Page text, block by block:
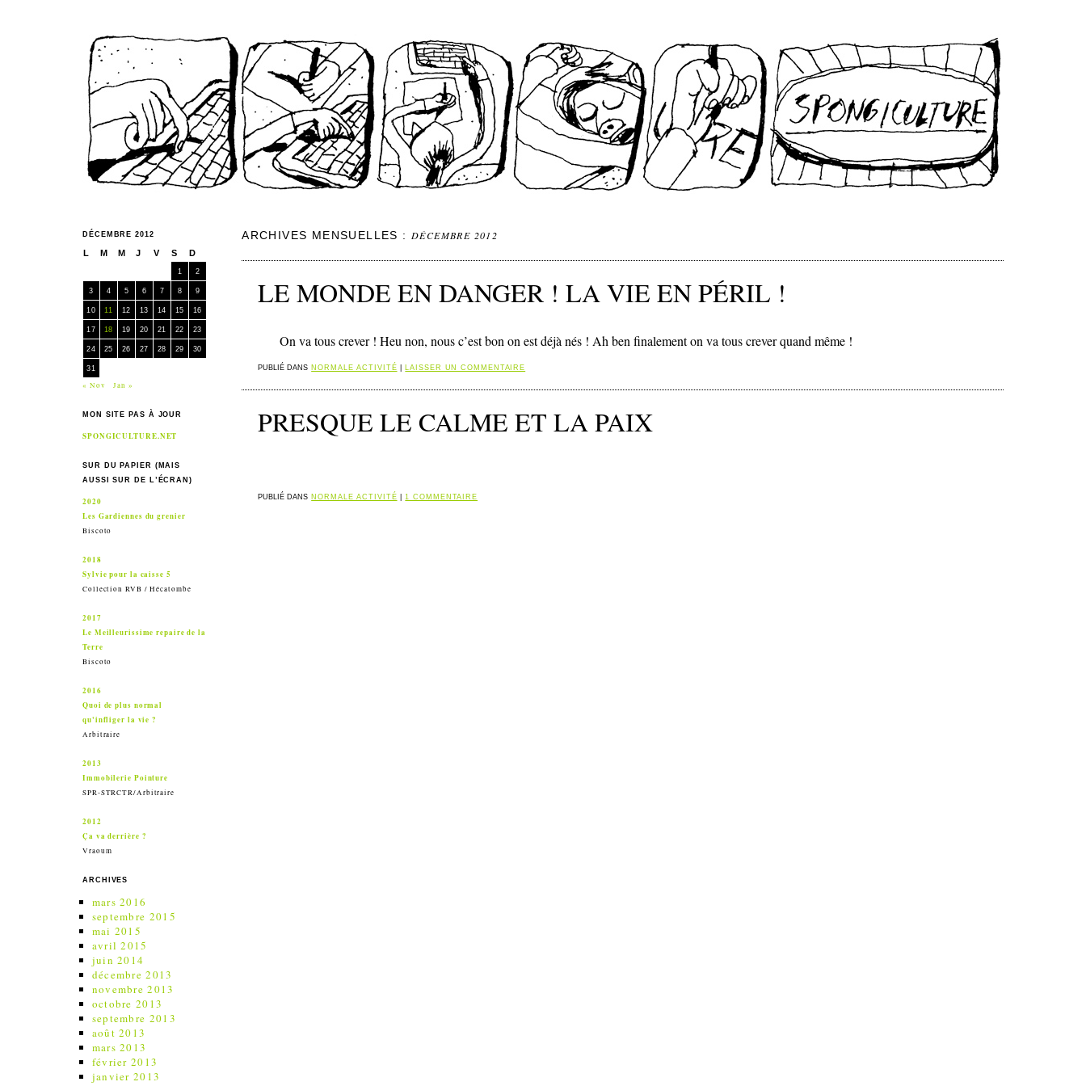
SPONGICULTURE
ARCHIVES MENSUELLES : DÉCEMBRE 2012
LE MONDE EN DANGER ! LA VIE EN PÉRIL !
On va tous crever ! Heu non, nous c’est bon on est déjà nés ! Ah ben finalement on va tous crever quand même !
PUBLIÉ DANS NORMALE ACTIVITÉ LAISSER UN COMMENTAIRE
PRESQUE LE CALME ET LA PAIX
PUBLIÉ DANS NORMALE ACTIVITÉ 1 COMMENTAIRE
DÉCEMBRE 2012
L M M J V S D
1 2
3 4 5 6 7 8 9
10 11 12 13 14 15 16
17 18 19 20 21 22 23
24 25 26 27 28 29 30
31
« Nov Jan »
MON SITE PAS À JOUR
SPONGICULTURE.NET
SUR DU PAPIER (MAIS
AUSSI SUR DE L’ÉCRAN)
2020
Les Gardiennes du grenier
Biscoto
2018
Sylvie pour la caisse 5
Collection RVB / Hécatombe
2017
Le Meilleurissime repaire de la
Terre
Biscoto
2016
Quoi de plus normal
qu'infliger la vie ?
Arbitraire
2013
Immobilerie Pointure
SPR-STRCTR/Arbitraire
2012
Ça va derrière ?
Vraoum
ARCHIVES
mars 2016
septembre 2015
mai 2015
avril 2015
juin 2014
décembre 2013
novembre 2013
octobre 2013
septembre 2013
août 2013
mars 2013
février 2013
janvier 2013